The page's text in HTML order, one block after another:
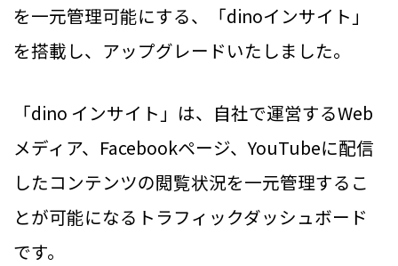
を一元管理可能にする、「dinoインサイト」
を搭載し、アップグレードいたしました。
「dino インサイト」は、自社で運営するWeb
メディア、Facebookページ、YouTubeに配信
したコンテンツの閲覧状況を一元管理するこ
とが可能になるトラフィックダッシュボード
です。